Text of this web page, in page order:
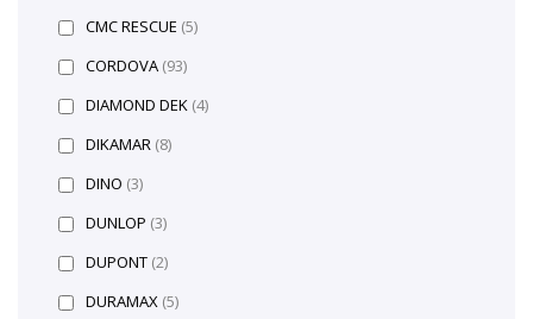
CMC RESCUE (5)
CORDOVA (93)
DIAMOND DEK (4)
DIKAMAR (8)
DINO (3)
DUNLOP (3)
DUPONT (2)
DURAMAX (5)